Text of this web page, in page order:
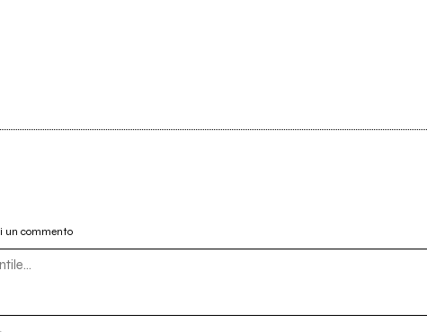
un commento